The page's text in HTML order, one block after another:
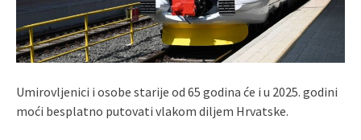
Umirovljenici i osobe starije od 65 godina će i u 2025. godini
moći besplatno putovati vlakom diljem Hrvatske.